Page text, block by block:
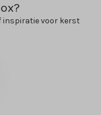
inspiratie voor kerst